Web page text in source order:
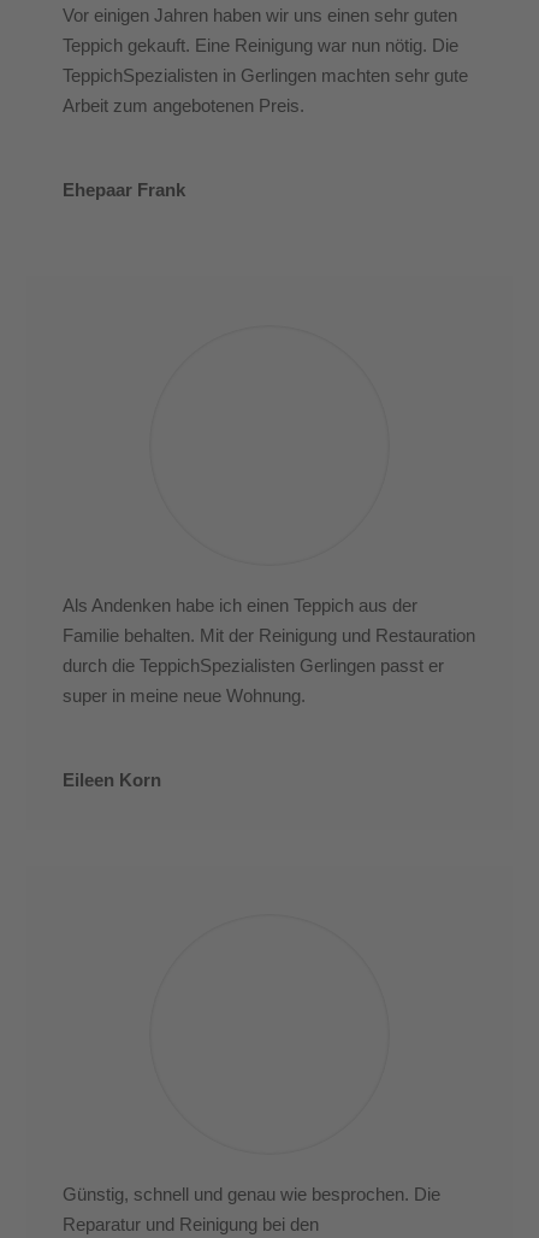
Vor einigen Jahren haben wir uns einen sehr guten
Teppich gekauft. Eine Reinigung war nun nötig. Die
TeppichSpezialisten in Gerlingen machten sehr gute
Arbeit zum angebotenen Preis.
Ehepaar Frank
Als Andenken habe ich einen Teppich aus der
Familie behalten. Mit der Reinigung und Restauration
durch die TeppichSpezialisten Gerlingen passt er
super in meine neue Wohnung.
Eileen Korn
Günstig, schnell und genau wie besprochen. Die
Reparatur und Reinigung bei den